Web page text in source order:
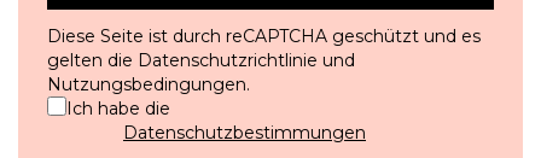
Diese Seite ist durch reCAPTCHA geschützt und es
gelten die Datenschutzrichtlinie und
Nutzungsbedingungen.
Ich habe die
Datenschutzbestimmungen